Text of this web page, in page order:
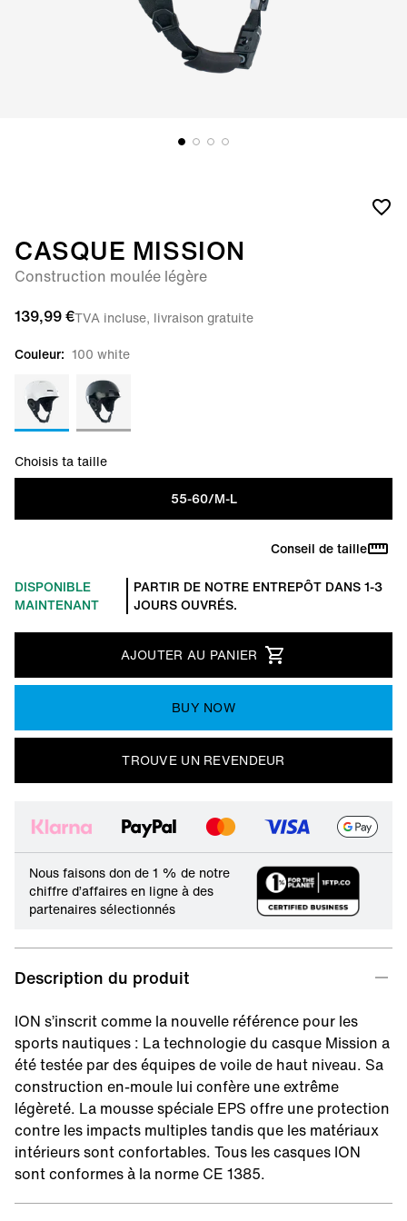
CASQUE MISSION
Construction moulée légère
139,99 €TVA incluse, livraison gratuite
Couleur: 100 white
Choisis ta taille
55-60/M-L
Conseil de taille
DISPONIBLE
MAINTENANT
PARTIR DE NOTRE ENTREPÔT DANS 1-3
JOURS OUVRÉS.
AJOUTER AU PANIER
BUY NOW
TROUVE UN REVENDEUR
Nous faisons don de 1 % de notre
chiffre d’affaires en ligne à des
partenaires sélectionnés
Description du produit
ION s’inscrit comme la nouvelle référence pour les
sports nautiques : La technologie du casque Mission a
été testée par des équipes de voile de haut niveau. Sa
construction en-moule lui confère une extrême
légèreté. La mousse spéciale EPS offre une protection
contre les impacts multiples tandis que les matériaux
intérieurs sont confortables. Tous les casques ION
sont conformes à la norme CE 1385.